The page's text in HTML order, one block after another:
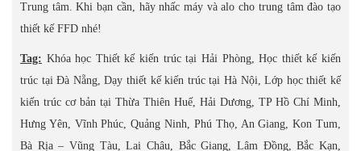
Trung tâm. Khi bạn cần, hãy nhấc máy và alo cho trung tâm đào tạo
thiết kế FFD nhé!
Tag: Khóa học Thiết kế kiến trúc tại Hải Phòng, Học thiết kế kiến
trúc tại Đà Nẵng, Dạy thiết kế kiến trúc tại Hà Nội, Lớp học thiết kế
kiến trúc cơ bản tại Thừa Thiên Huế, Hải Dương, TP Hồ Chí Minh,
Hưng Yên, Vĩnh Phúc, Quảng Ninh, Phú Thọ, An Giang, Kon Tum,
Bà Rịa – Vũng Tàu, Lai Châu, Bắc Giang, Lâm Đồng, Bắc Kạn,